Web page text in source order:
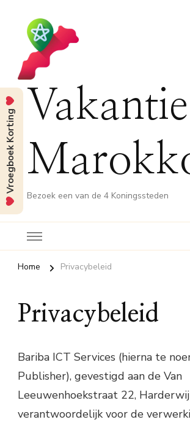
Vakantie
Bezoek een van de 4 Koningssteden
Home Privacybeleid
Privacybeleid
Bariba ICT Services (hierna te
Publisher), gevestigd aan de Van
Leeuwenhoekstraat 22,
verantwoordelijk voor de
Vroegboek Korting